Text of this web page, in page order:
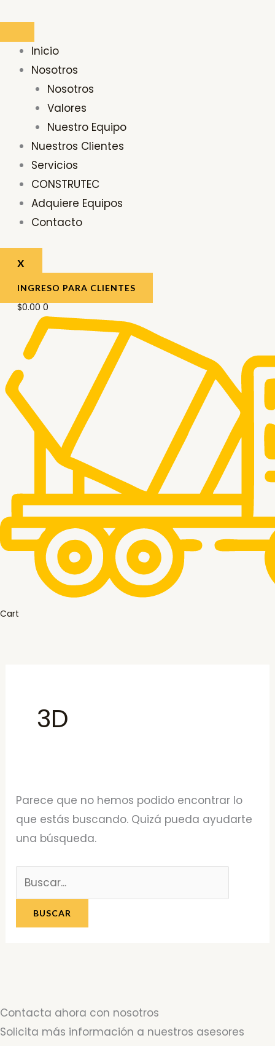
contenido
Inicio
Nosotros
Nosotros
Valores
Nuestro Equipo
Nuestros Clientes
Servicios
CONSTRUTEC
Adquiere Equipos
Contacto
X
INGRESO PARA CLIENTES
$0.00 0
Cart
3D
Parece que no hemos podido encontrar lo
que estás buscando. Quizá pueda ayudarte
una búsqueda.
Contacta ahora con nosotros
Solicita más información a nuestros asesores